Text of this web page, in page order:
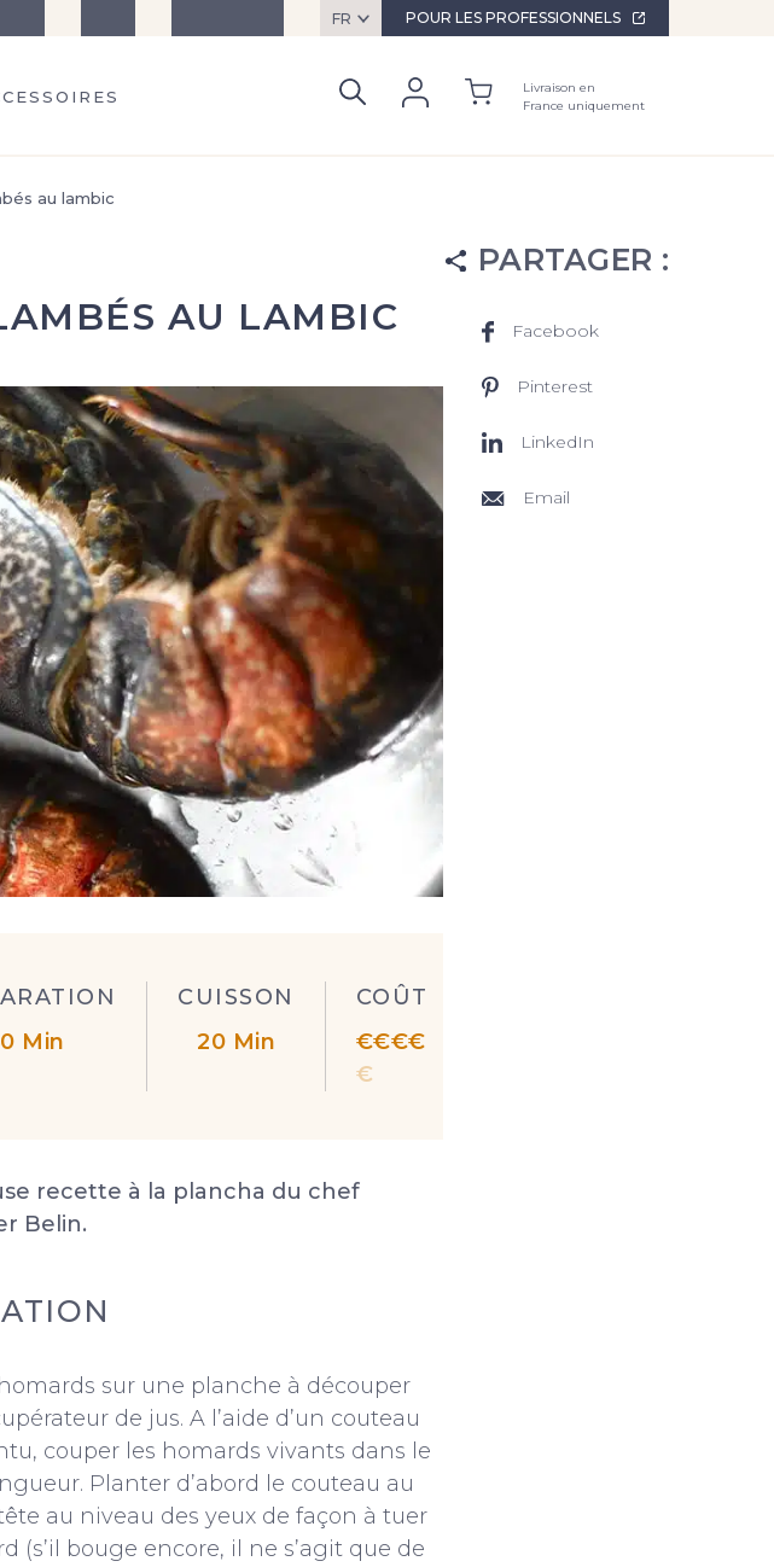
FR POUR LES PROFESSIONNELS
Livraison en
France uniquement
au lambic
AU LAMBIC
Min
CUISSON
20 Min
COÛT
€€€€
€
recette à la plancha du chef
Belin.
sur une planche à découper
de jus. A l’aide d’un couteau
couper les homards vivants dans le
Planter d’abord le couteau au
au niveau des yeux de façon à tuer
(s’il bouge encore, il ne s’agit que de
PARTAGER :
Facebook
Pinterest
LinkedIn
Email